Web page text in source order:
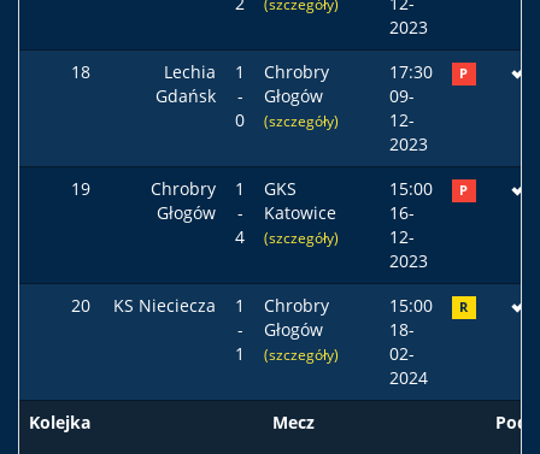
2023
18
Lechia
Gdańsk
1
-
0
Chrobry
Głogów
(szczegóły)
17:30
09-
12-
2023
P
19
Chrobry
Głogów
1
-
4
GKS
Katowice
(szczegóły)
15:00
16-
12-
2023
P
20 KS Nieciecza
1
-
1
Chrobry
Głogów
(szczegóły)
15:00
18-
02-
2024
R
Kolejka Mecz